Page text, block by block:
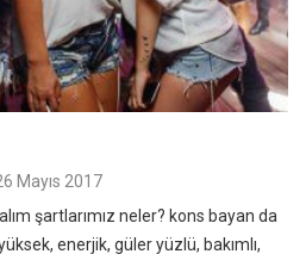
Mayıs 2017
şartlarımız neler? kons bayan da
enerjik, güler yüzlü, bakımlı,